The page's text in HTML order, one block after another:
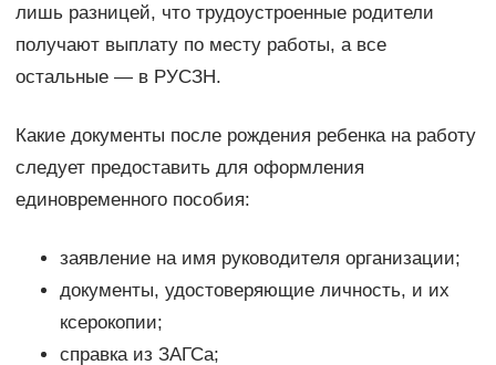
лишь разницей, что трудоустроенные родители
получают выплату по месту работы, а все
остальные — в РУСЗН.
Какие документы после рождения ребенка на работу
следует предоставить для оформления
единовременного пособия:
заявление на имя руководителя организации;
документы, удостоверяющие личность, и их
ксерокопии;
справка из ЗАГСа;